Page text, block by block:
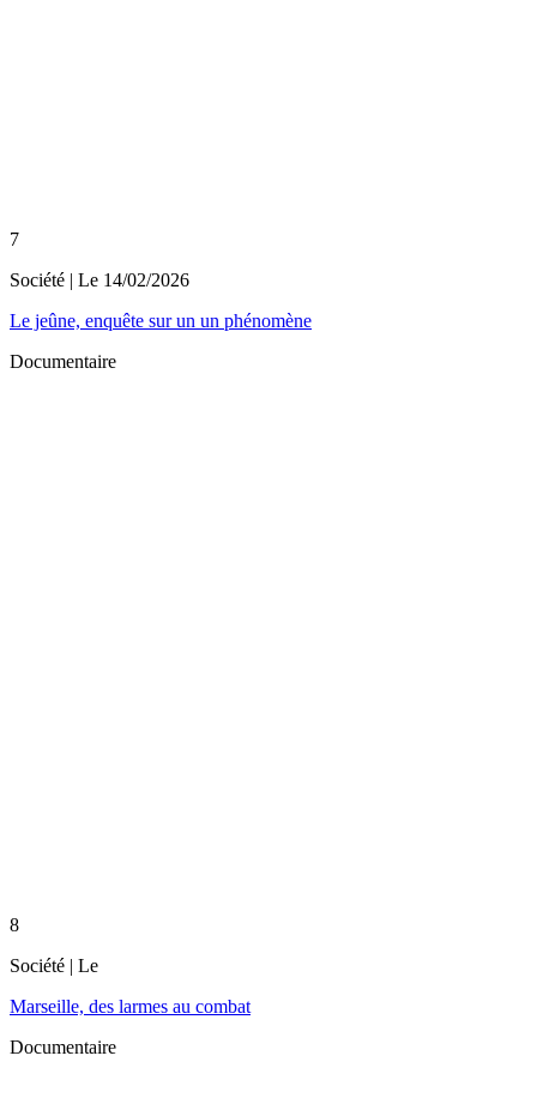
7
Société | Le 14/02/2026
Le jeûne, enquête sur un un phénomène
Documentaire
8
Société | Le
Marseille, des larmes au combat
Documentaire